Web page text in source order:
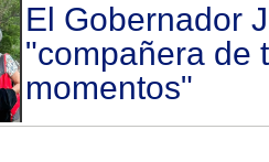
El Gobernador
"compañera de
momentos"